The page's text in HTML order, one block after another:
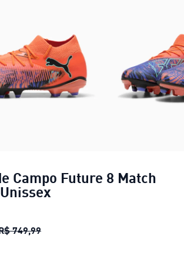
Campo Future 8 Match
749,99Chuteira de Campo Future 8